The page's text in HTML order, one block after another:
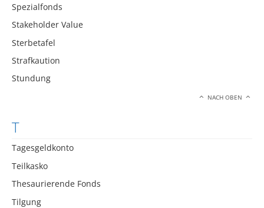
Spezialfonds
Stakeholder Value
Sterbetafel
Strafkaution
Stundung
NACH OBEN
T
Tagesgeldkonto
Teilkasko
Thesaurierende Fonds
Tilgung